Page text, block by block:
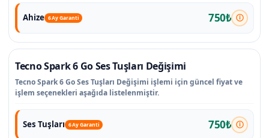
Ahize 6 Ay Garanti 750₺
Tecno Spark 6 Go Ses Tuşları Değişimi
Tecno Spark 6 Go Ses Tuşları Değişimi işlemi için güncel fiyat ve
işlem seçenekleri aşağıda listelenmiştir.
Ses Tuşları 6 Ay Garanti 750₺